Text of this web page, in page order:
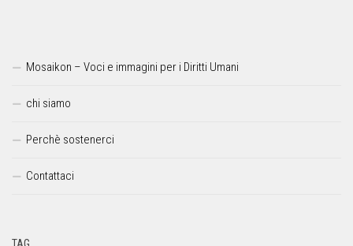
Mosaikon – Voci e immagini per i Diritti Umani
chi siamo
Perchè sostenerci
Contattaci